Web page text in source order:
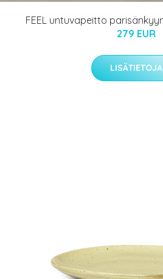
FEEL untuvapeitto
279 EUR
LISÄTIETOJA